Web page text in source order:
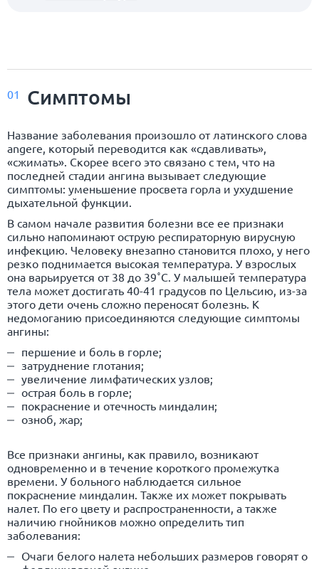
01 Симптомы
Название заболевания произошло от латинского слова
angere, который переводится как «сдавливать»,
«сжимать». Скорее всего это связано с тем, что на
последней стадии ангина вызывает следующие
симптомы: уменьшение просвета горла и ухудшение
дыхательной функции.
В самом начале развития болезни все ее признаки
сильно напоминают острую респираторную вирусную
инфекцию. Человеку внезапно становится плохо, у него
резко поднимается высокая температура. У взрослых
она варьируется от 38 до 39˚C. У малышей температура
тела может достигать 40-41 градусов по Цельсию, из-за
этого дети очень сложно переносят болезнь. К
недомоганию присоединяются следующие симптомы
ангины:
першение и боль в горле;
затруднение глотания;
увеличение лимфатических узлов;
острая боль в горле;
покраснение и отечность миндалин;
озноб, жар;
Все признаки ангины, как правило, возникают
одновременно и в течение короткого промежутка
времени. У больного наблюдается сильное
покраснение миндалин. Также их может покрывать
налет. По его цвету и распространенности, а также
наличию гнойников можно определить тип
заболевания:
Очаги белого налета небольших размеров говорят о